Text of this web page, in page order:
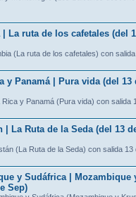
La ruta de los cafetales (del
(La ruta de los cafetales) con
y Panamá | Pura vida (del 13
y Panamá (Pura vida) con salida
| La Ruta de la Seda (del 13
(La Ruta de la Seda) con salida 13
y Sudáfrica | Mozambique
Sep)